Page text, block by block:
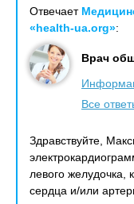
Отвечает
«health-ua.org»:
Врач
Все
Здравствуйте,
левого желудочка,
сердца и/или